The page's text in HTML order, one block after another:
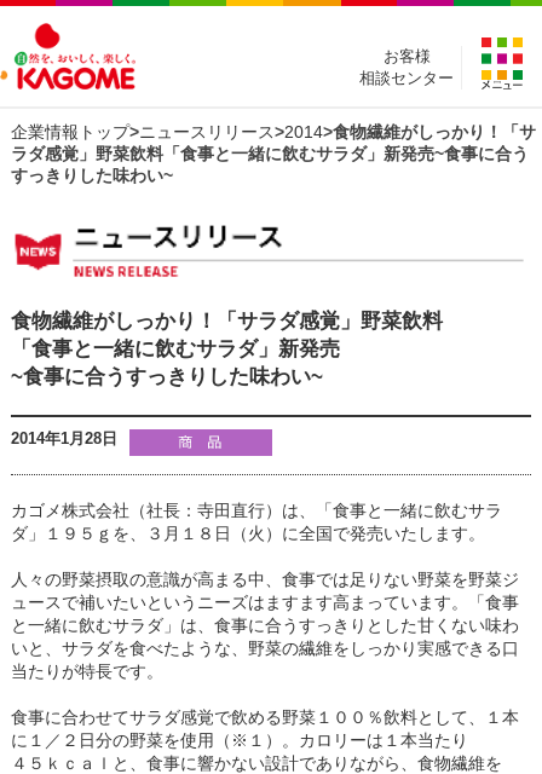
お客様
相談センター
企業情報トップ>ニュースリリース>2014>食物繊維がしっかり！「サ
ラダ感覚」野菜飲料「食事と一緒に飲むサラダ」新発売~食事に合う
すっきりした味わい~
食物繊維がしっかり！「サラダ感覚」野菜飲料
「食事と一緒に飲むサラダ」新発売
~食事に合うすっきりした味わい~
2014年1月28日
カゴメ株式会社（社長：寺田直行）は、「食事と一緒に飲むサラ
ダ」１９５ｇを、３月１８日（火）に全国で発売いたします。
人々の野菜摂取の意識が高まる中、食事では足りない野菜を野菜ジ
ュースで補いたいというニーズはますます高まっています。「食事
と一緒に飲むサラダ」は、食事に合うすっきりとした甘くない味わ
いと、サラダを食べたような、野菜の繊維をしっかり実感できる口
当たりが特長です。
食事に合わせてサラダ感覚で飲める野菜１００％飲料として、１本
に１／２日分の野菜を使用（※１）。カロリーは１本当たり
４５ｋｃａｌと、食事に響かない設計でありながら、食物繊維を